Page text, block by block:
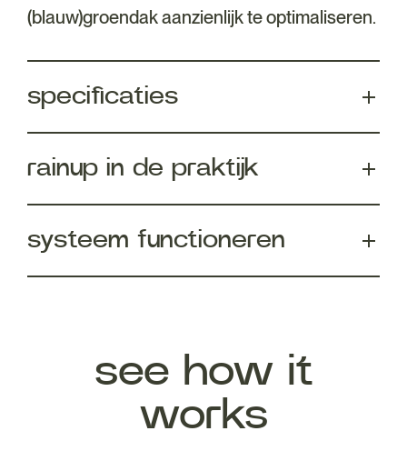
(blauw)groendak aanzienlijk te optimaliseren.
specificaties
rainup in de praktijk
systeem functioneren
see how it
works